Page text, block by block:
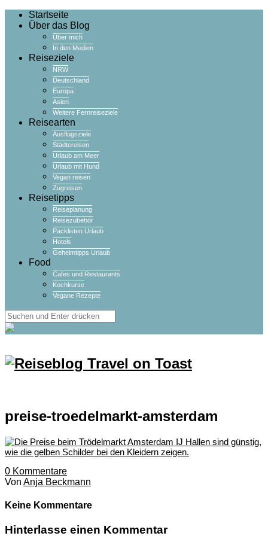
Startseite
Über das Blog
Über mich
In den Medien
Reiseziele
NRW
Deutschland
Europa
Asien
Weitere Fernreiseziele
Reisearten
Ausflugsziele
Städtereisen
Urlaub am Meer
Urlaub mit Hund
Vegan reisen
Zugreisen
Reisetipps
Reiseplanung
Reisezubehör
Packlisten Urlaub
Hotels
Geheimtipps Urlaub
Food
Cafes und Restaurants
Kochkurse
Vegane Rezepte
preise-troedelmarkt-amsterdam
0 Kommentare
Von Anja Beckmann
Keine Kommentare
Hinterlasse einen Kommentar